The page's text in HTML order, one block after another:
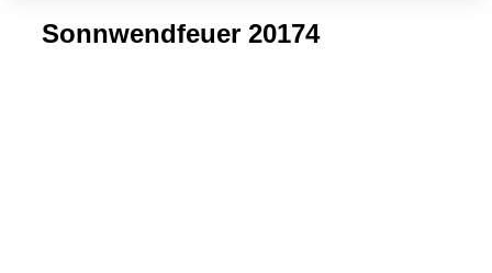
umschalten
Sonnwendfeuer 20174